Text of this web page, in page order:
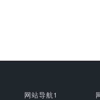
网站导航1